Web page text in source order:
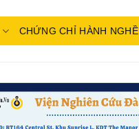
CHỨNG CHỈ HÀNH NGHỀ